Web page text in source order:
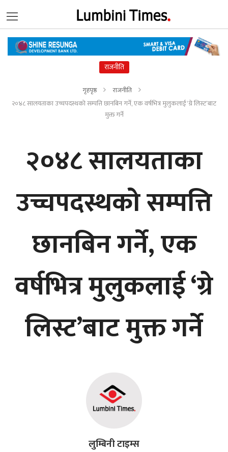
राजनीति
गृहपृष्ठ
राजनीति
२०४८ सालयताका उच्चपदस्थको सम्पत्ति छानबिन गर्ने, एक वर्षभित्र मुलुकलाई ‘ग्रे लिस्ट’बाट
मुक्त गर्ने
२०४८ सालयताका
उच्चपदस्थको सम्पत्ति
छानबिन गर्ने, एक
वर्षभित्र मुलुकलाई ‘ग्रे
लिस्ट’बाट मुक्त गर्ने
लुम्बिनी टाइम्स